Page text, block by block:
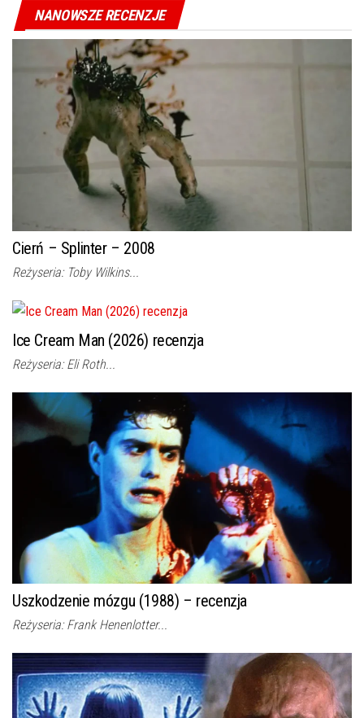
NANOWSZE RECENZJE
Cierń – Splinter – 2008
Reżyseria: Toby Wilkins...
Ice Cream Man (2026) recenzja
Reżyseria: Eli Roth...
Uszkodzenie mózgu (1988) – recenzja
Reżyseria: Frank Henenlotter...